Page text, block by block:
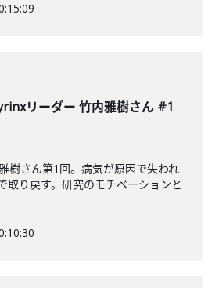
リーダー 竹内雅樹さん #1
樹さん第1回。病気が原因で失われ
取り戻す。研究のモチベーションと